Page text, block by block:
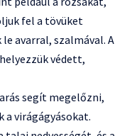
fel a tövüket
avarral, szalmával. A
védett,
segít megelőzni,
a virágágyásokat.